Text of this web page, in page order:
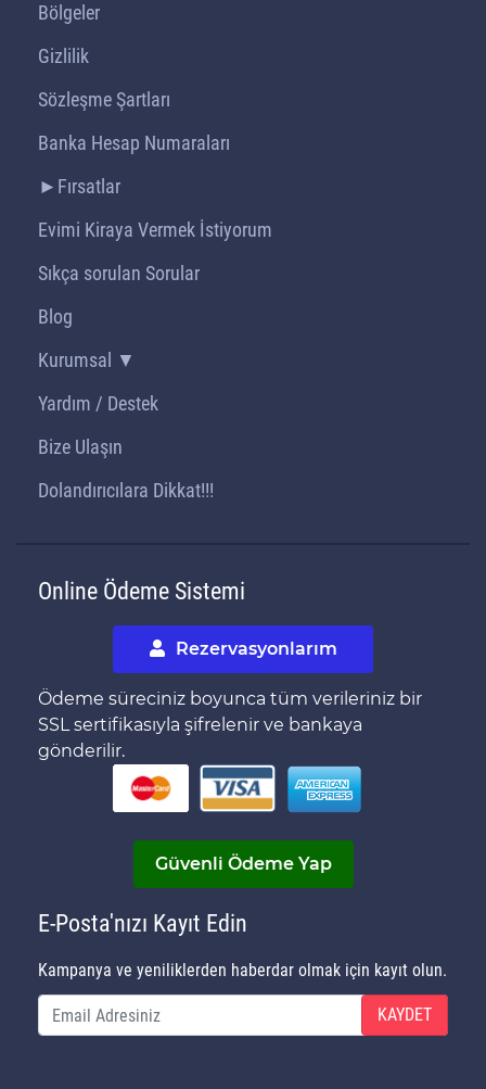
Bölgeler
Gizlilik
Sözleşme Şartları
Banka Hesap Numaraları
►Fırsatlar
Evimi Kiraya Vermek İstiyorum
Sıkça sorulan Sorular
Blog
Kurumsal ▼
Yardım / Destek
Bize Ulaşın
Dolandırıcılara Dikkat!!!
Online Ödeme Sistemi
Rezervasyonlarım
Ödeme süreciniz boyunca tüm verileriniz bir
SSL sertifikasıyla şifrelenir ve bankaya
gönderilir.
Güvenli Ödeme Yap
E-Posta'nızı Kayıt Edin
Kampanya ve yeniliklerden haberdar olmak için kayıt olun.
KAYDET